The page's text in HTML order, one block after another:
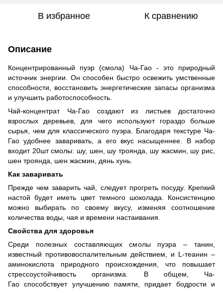
В избранное К сравнению
Описание
Концентрированный пуэр (смола) Ча-Гао - это природный
источник энергии. Он способен быстро освежить умственные
способности, восстановить энергетические запасы организма
и улучшить работоспособность.
Чай-концентрат Ча-Гао создают из листьев достаточно
взрослых деревьев, для чего используют гораздо больше
сырья, чем для классического пуэра. Благодаря текстуре Ча-
Гао удобнее заваривать, а его вкус насыщеннее. В набор
входит 20шт смолы: шу, шен, шу троянда, шу жасмин, шу рис,
шен троянда, шен жасмин, дянь хунь.
Как заваривать
Прежде чем заварить чай, следует прогреть посуду. Крепкий
настой будет иметь цвет темного шоколада. Консистенцию
можно выбирать по своему вкусу, изменяя соотношение
количества воды, чая и времени настаивания.
Свойства для здоровья
Среди полезных составляющих смолы пуэра – танин,
известный противовоспалительным действием, и L-теанин –
аминокислота природного происхождения, что повышает
стрессоустойчивость организма. В общем, Ча-
Гао способствует улучшению памяти, придает бодрости и